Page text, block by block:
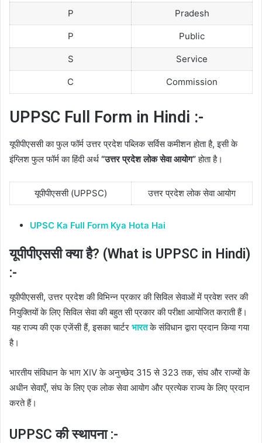
P Pradesh
P Public
S Service
C Commission
UPPSC Full Form in Hindi :-
यूपीपीएससी का फुल फॉर्म उत्तर प्रदेश पब्लिक सर्विस कमीशन होता है, इसी के
इंग्लिश फुल फॉर्म का हिंदी अर्थ “उत्तर प्रदेश लोक सेवा आयोग”होता है।
यूपीपीएससी (UPPSC) उत्तर प्रदेश लोक सेवा आयोग
UPSC Ka Full Form Kya Hota Hai
यूपीपीएससी क्या है? (What is UPPSC in Hindi)
:-
यूपीपीएससी, उत्तर प्रदेश की विभिन्न प्रकार की सिविल सेवाओं में प्रवेश स्तर की
नियुक्तियों के लिए सिविल सेवा की बहुत सी प्रकार की परीक्षा आयोजित कराती हैं।
यह राज्य की एक एजेंसी हैं, इसका चार्टर भारतके संविधान द्वारा प्रदान किया गया
है।
भारतीय संविधान के भाग XIV के अनुच्छेद 315 से 323 तक, संघ और राज्यों के
अधीन सेवाएँ, संघ के लिए एक लोक सेवा आयोग और प्रत्येक राज्य के लिए प्रदान
करते हैं।
UPPSC की स्थापना :-